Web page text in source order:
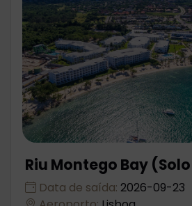
Riu Montego Bay
Data de saída: 2026-09-23